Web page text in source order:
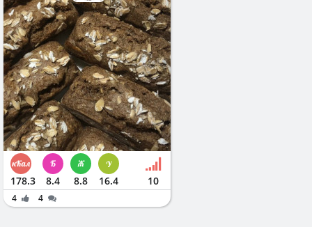
178.3 8.4 8.8 16.4 10
4 4